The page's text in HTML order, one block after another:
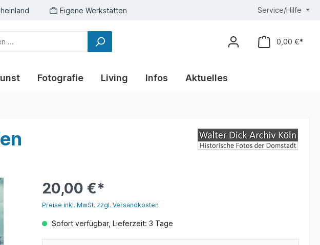
Eigene Werkstätten Service/Hilfe
0,00 €*
Fotografie Living Infos Aktuelles
20,00 €*
Preise inkl. MwSt. zzgl. Versandkosten
Sofort verfügbar, Lieferzeit: 3 Tage